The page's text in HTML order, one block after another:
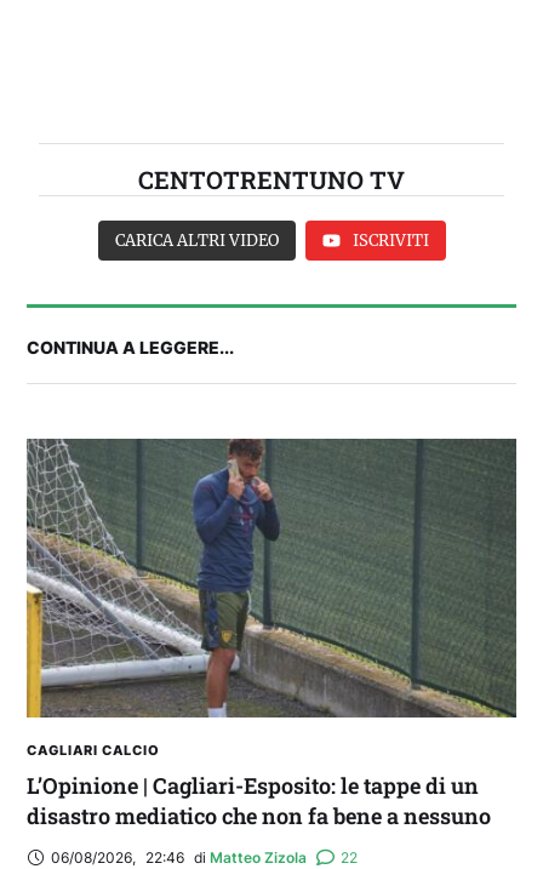
CENTOTRENTUNO TV
Balliana: “Firmare con la Bora è come andare al
Real Madrid. Ora obiettivo Lunigiana”
CARICA ALTRI VIDEO ISCRIVITI
CONTINUA A LEGGERE...
CAGLIARI CALCIO
L’Opinione | Cagliari-Esposito: le tappe di un
disastro mediatico che non fa bene a nessuno
06/08/2026, 22:46 di Matteo Zizola 22